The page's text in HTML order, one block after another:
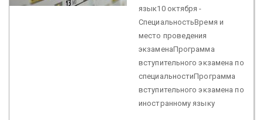
язык10 октября -
СпециальностьВремя и
место проведения
экзаменаПрограмма
вступительного экзамена по
специальностиПрограмма
вступительного экзамена по
иностранному языку